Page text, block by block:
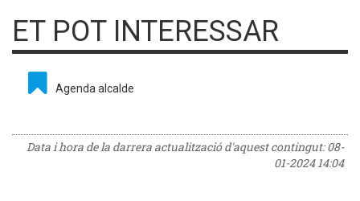
ET POT INTERESSAR
Agenda alcalde
Data i hora de la darrera actualització d'aquest contingut:08-
01-2024 14:04